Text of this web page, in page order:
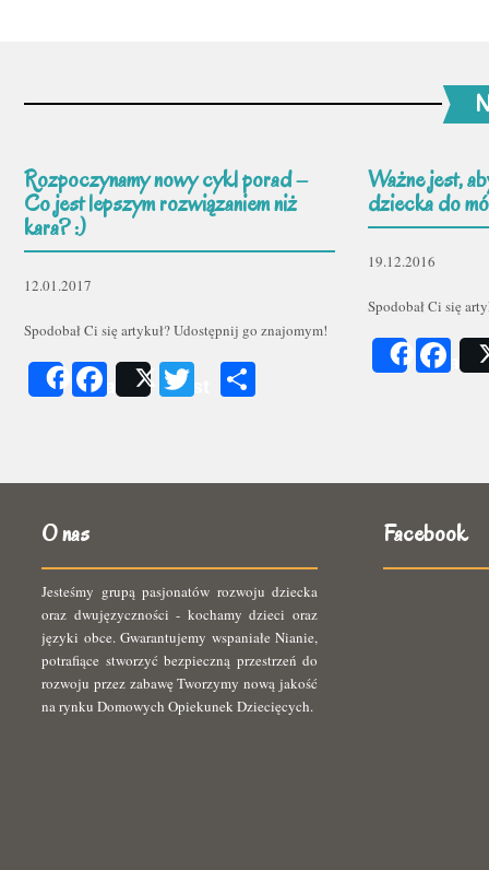
Rozpoczynamy nowy cykl porad –
Co jest lepszym rozwiązaniem niż
kara? :)
12.01.2017
Spodobał Ci się artykuł? Udostępnij go znajomym!
ShareFacebook
Post Twitter
Ważne jest,
dziecka do
19.12.2016
Spodobał Ci się
Share
O nas
Jesteśmy grupą pasjonatów rozwoju dziecka
oraz dwujęzyczności - kochamy dzieci oraz
języki obce. Gwarantujemy wspaniałe Nianie,
potrafiące stworzyć bezpieczną przestrzeń do
rozwoju przez zabawę Tworzymy nową jakość
na rynku Domowych Opiekunek Dziecięcych.
Facebook